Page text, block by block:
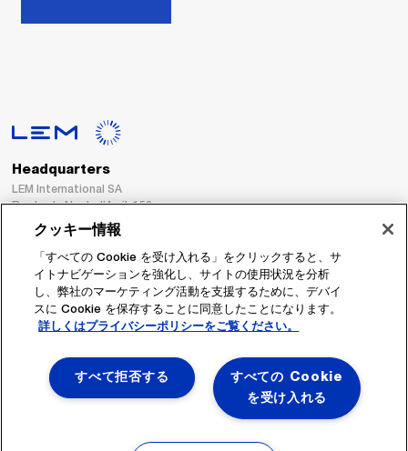
Headquarters
LEM International SA
Route du Nant-d’Avril, 152
1217 Meyrin
Switzerland
Tel. :
+41 22 706 11 11
Fax : +41 22 794 94 78
フォローする
クッキー情報
「すべての Cookie を受け入れる」をクリックすると、サ
イトナビゲーションを強化し、サイトの使用状況を分析
し、弊社のマーケティング活動を支援するために、デバイ
スに Cookie を保存することに同意したことになります。
詳しくはプライバシーポリシーをご覧ください。
すべての Cookie
を受け入れる
すべて拒否する